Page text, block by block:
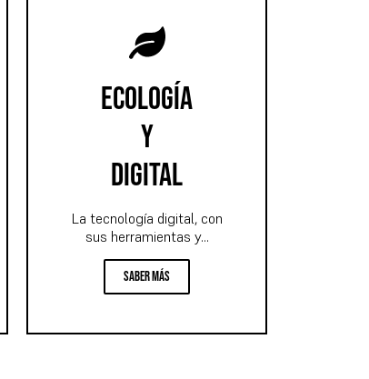
ecología
y
digital
La tecnología digital, con
sus herramientas y...
Saber más